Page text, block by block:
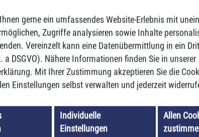
Werkes ist einer der modernsten
Länge bis 16m, einem Durchmesser von 2,5m
gerne ein umfassendes Website-Erlebnis mit
Zugriffe analysieren sowie Inhalte
Vereinzelt kann eine Datenübermittlung in ein
a DSGVO). Nähere Informationen finden Sie in unserer
Mit Ihrer Zustimmung akzeptieren Sie die
Einstellungen selbst verwalten und jederzeit
Individuelle
Einstellungen
Allen